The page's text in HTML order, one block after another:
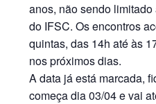
anos, não sendo
do IFSC. Os encontros
quintas, das 14h até às
nos próximos dias.
A data já está marcada,
começa dia 03/04 e vai